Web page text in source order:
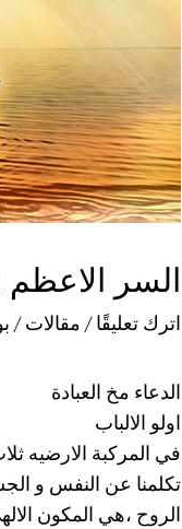
السر الاعظم 2
اترك تعليقًا / مقالات/
الدعاء مخ العبادة
اولو الالباب
في المركبة الارضيه
تكلمنا عن النفس و
الروح ،هي المكون